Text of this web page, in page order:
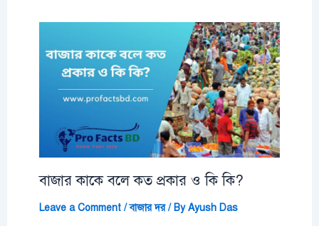
বাজার কাকে বলে কত প্রকার ও কি কি?
Leave a Comment /বাজার দর/ ByAyush Das